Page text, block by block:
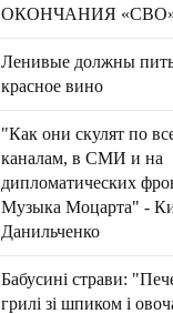
ОКОНЧАНИЯ
Ленивые должны
красное вино
"Как они скулят по
каналам, в СМИ и на
дипломатических
Музыка Моцарта" -
Данильченко
Бабусині страви:
грилі зі шпиком і